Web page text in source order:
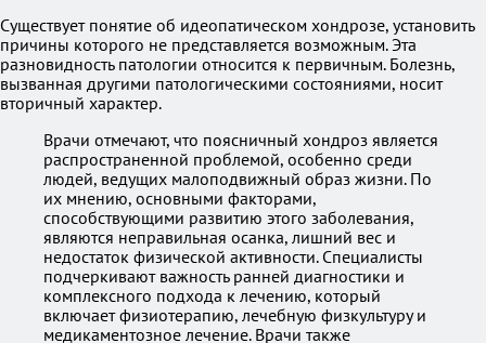
Существует понятие об идеопатическом хондрозе, установить
причины которого не представляется возможным. Эта
разновидность патологии относится к первичным. Болезнь,
вызванная другими патологическими состояниями, носит
вторичный характер.
Врачи отмечают, что поясничный хондроз является
распространенной проблемой, особенно среди
людей, ведущих малоподвижный образ жизни. По
их мнению, основными факторами,
способствующими развитию этого заболевания,
являются неправильная осанка, лишний вес и
недостаток физической активности. Специалисты
подчеркивают важность ранней диагностики и
комплексного подхода к лечению, который
включает физиотерапию, лечебную физкультуру и
медикаментозное лечение. Врачи также